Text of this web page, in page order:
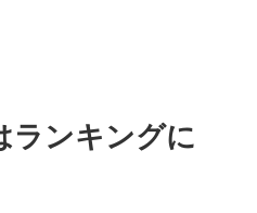
ランキングに